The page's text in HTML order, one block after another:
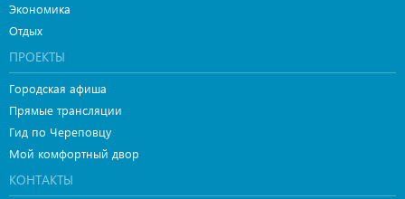
Экономика
Отдых
ПРОЕКТЫ
Городская афиша
Прямые трансляции
Гид по Череповцу
Мой комфортный двор
КОНТАКТЫ